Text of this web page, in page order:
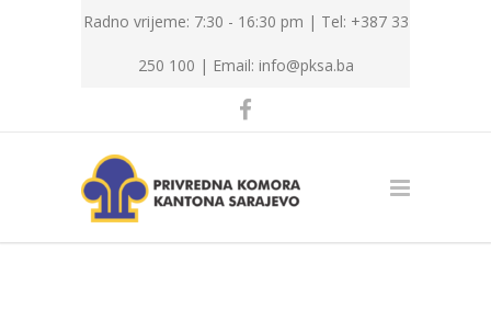
Radno vrijeme: 7:30 - 16:30 pm | Tel: +387 33
250 100 | Email: info@pksa.ba